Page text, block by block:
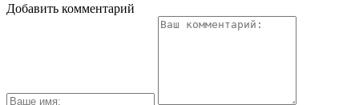
Добавить комментарий